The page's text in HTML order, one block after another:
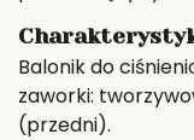
Balonik do
zaworki:
(przedni).